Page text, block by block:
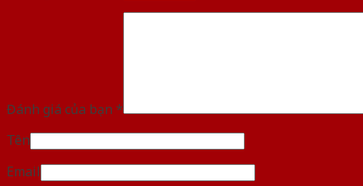
Đánh giá của bạn *
Tên
Email